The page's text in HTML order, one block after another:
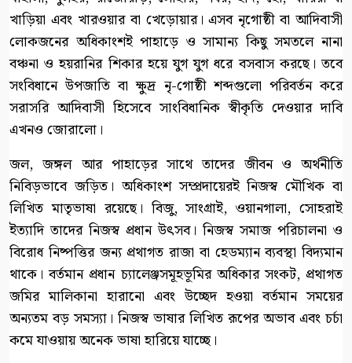
খাড়িয়া এবং খারওয়ার বা খেড়োয়ার। এসব নৃগোষ্ঠী বা আদিবাসী
লোকজনের অধিকাংশই পাহাড়ে ও সামান্য কিছু সমতলে নানা
বঞ্চনা ও হয়রানির শিকার হয়ে যুগ যুগ ধরে বসবাস করছে। তবে
সংবিধানে উপজাতি বা ক্ষুদ্র নৃ-গোষ্ঠী শব্দগুলো পরিবর্তন করে
সরাসরি আদিবাসী হিসেবে সাংবিধানিক স্বীকৃতি দেওয়ার দাবি
এখনও জোরালো।
জল, জঙ্গল আর পাহাড়ের সাথে তাদের জীবন ও অর্থনীতি
নিবিড়ভাবে জড়িত। অধিকাংশ সম্প্রদায়েরই নিজস্ব মৌখিক বা
লিখিত মাতৃভাষা রয়েছে। বিজু, সাংগ্রাই, ওয়ানগালা, সোহরাই
ইত্যাদি তাদের নিজস্ব প্রধান উৎসব। নিজস্ব সমাজ পরিচালনা ও
বিরোধ নিষ্পত্তির জন্য প্রথাগত রাজা বা হেডম্যান ব্যবস্থা বিদ্যমান
থাকে। বর্তমান প্রধান চ্যালেঞ্জসমূহভূমির অধিকার সংকট, প্রথাগত
জমির মালিকানা হারানো এবং উচ্ছেদ হওয়া বর্তমান সময়ের
অন্যতম বড় সমস্যা। নিজস্ব ভাষার লিখিত রূপের অভাব এবং চর্চা
কমে যাওয়ায় অনেক ভাষা হারিয়ে যাচ্ছে।